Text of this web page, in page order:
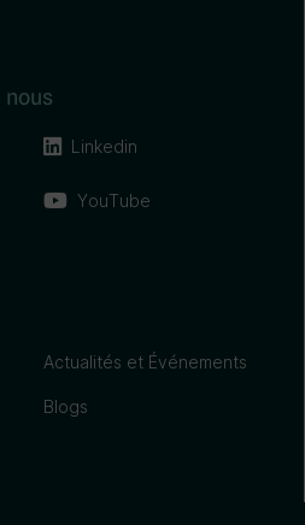
Linkedin
YouTube
Actualités et Événements
Blogs